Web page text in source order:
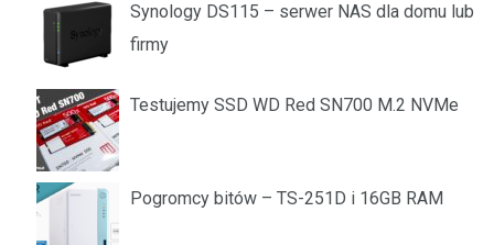
Synology DS115 – serwer NAS dla domu lub
firmy
Testujemy SSD WD Red SN700 M.2 NVMe
Pogromcy bitów – TS-251D i 16GB RAM